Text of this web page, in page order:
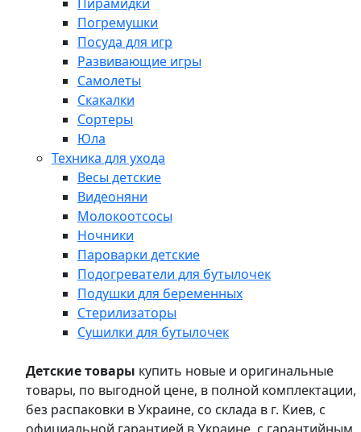
Погремушки
Посуда для игр
Развивающие игры
Самолеты
Скакалки
Сортеры
Юла
Техника для ухода
Весы детские
Видеоняни
Молокоотсосы
Ночники
Пароварки детские
Подогреватели для бутылочек
Подушки для беременных
Стерилизаторы
Сушилки для бутылочек
Детские товары купить новые и оригинальные
товары, по выгодной цене, в полной комплектации,
без распаковки в Украине, со склада в г. Киев, с